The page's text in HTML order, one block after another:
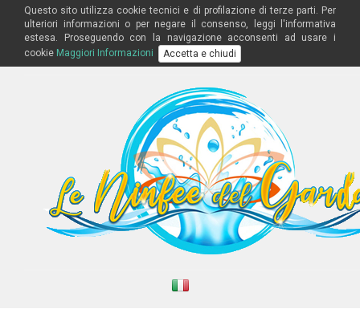
Questo sito utilizza cookie tecnici e di profilazione di terze parti. Per
ulteriori informazioni o per negare il consenso, leggi l'informativa
estesa. Proseguendo con la navigazione acconsenti ad usare i
cookie Maggiori Informazioni Accetta e chiudi